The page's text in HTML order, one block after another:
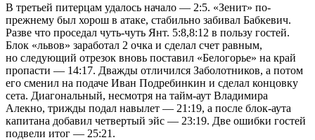
В третьей питерцам удалось начало — 2:5. «Зенит» по-
прежнему был хорош в атаке, стабильно забивал Бабкевич.
Разве что проседал чуть-чуть Янт. 5:8,8:12 в пользу гостей.
Блок «львов» заработал 2 очка и сделал счет равным,
но следующий отрезок вновь поставил «Белогорье» на край
пропасти — 14:17. Дважды отличился Заболотников, а потом
его сменил на подаче Иван Подребинкин и сделал концовку
сета. Диагональный, несмотря на тайм-аут Владимира
Алекно, трижды подал навылет — 21:19, а после блок-аута
капитана добавил четвертый эйс — 23:19. Две ошибки гостей
подвели итог — 25:21.